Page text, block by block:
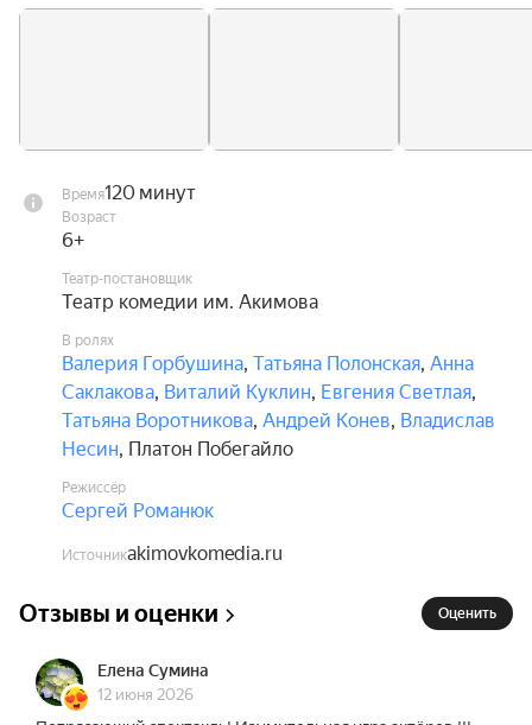
тех пор у Малыша появляется лучший друг, да
В спектакле принимает участие танцевальные
коллектив «Невские зори».
Спектакль идёт с одним антрактом.
без дополнительного уведомления.
Каждому зрителю, независимо от возраста,
необходимо приобретать билет.
Время120 минут
Возраст
6+
Театр-постановщик
Театр комедии им. Акимова
В ролях
Валерия Горбушина, Татьяна Полонская, Анна
Саклакова, Виталий Куклин, Евгения Светлая,
Татьяна Воротникова, Андрей Конев, Владислав
Несин, Платон Побегайло
Режиссёр
Сергей Романюк
Источникakimovkomedia.ru
Отзывы и оценки Оценить
Елена Сумина
12 июня 2026